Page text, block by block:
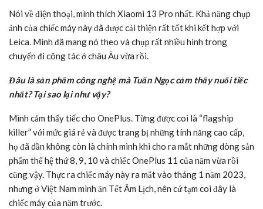
Nói về điện thoại, mình thích Xiaomi 13 Pro nhất. Khả năng chụp
ảnh của chiếc máy này đã được cải thiện rất tốt khi kết hợp với
Leica. Mình đã mang nó theo và chụp rất nhiều hình trong
chuyến đi công tác ở châu Âu vừa rồi.
Đâu là sản phẩm công nghệ mà Tuấn Ngọc cảm thấy nuối tiếc
nhất? Tại sao lại như vậy?
Mình cảm thấy tiếc cho OnePlus. Từng được coi là “flagship
killer” với mức giá rẻ và được trang bị những tính năng cao cấp,
họ đã dần không còn là chính mình khi cho ra mắt những dòng sản
phẩm thế hệ thứ 8, 9, 10 và chiếc OnePlus 11 của năm vừa rồi
cũng vậy. Thực ra chiếc máy này ra mắt vào tháng 1 năm 2023,
nhưng ở Việt Nam mình ăn Tết Âm Lịch, nên cứ tạm coi đây là
chiếc máy của năm trước.